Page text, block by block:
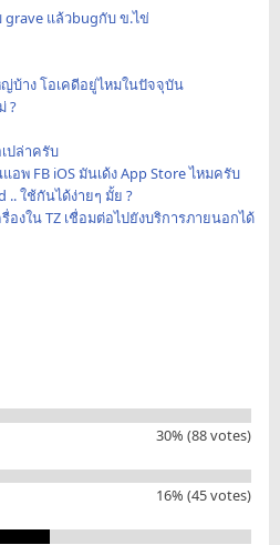
แล้วbugกับ ข.ไข่
บ้าง โอเคดีอยู่ไหมในปัจจุบัน
?
ปล่าครับ
อพ FB iOS มันเด้ง App Store ไหมครับ
.. ใช้กันได้ง่ายๆ มั้ย ?
องใน TZ เชื่อมต่อไปยังบริการภายนอกได้
30% (88 votes)
16% (45 votes)